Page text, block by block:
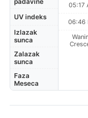
UV indeks
Izlazak
sunca
Zalazak
sunca
Faza
Meseca
05:17
06:46